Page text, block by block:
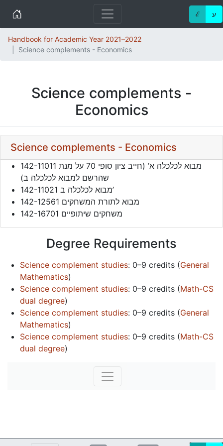
Home ℰ ע
Handbook for Academic Year 2021–2022
Science complements - Economics
Science complements -
Economics
Science complements - Economics
142-11011 מבוא לכלכלה א’ (חייב ציון סופי 70 על מנת
שהרשם למבוא לכלכלה ב)
142-11021 מבוא לכלכלה ב’
142-12561 מבוא לתורת המשחקים
142-16701 משחקים שיתופיים
Degree Requirements
Science complement studies: 0–9 credits (General
Mathematics)
Science complement studies: 0–9 credits (Math-CS
dual degree)
Science complement studies: 0–9 credits (General
Mathematics)
Science complement studies: 0–9 credits (Math-CS
dual degree)